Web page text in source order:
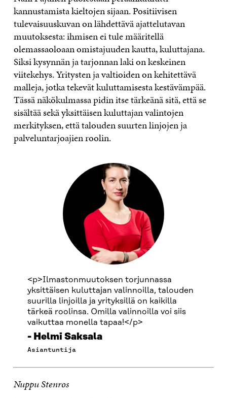
kannustamista kieltojen sijaan. Positiivisen
tulevaisuuskuvan on lähdettävä ajattelutavan
muutoksesta: ihmisen ei tule määritellä
olemassaoloaan omistajuuden kautta, kuluttajana.
Siksi kysynnän ja tarjonnan laki on keskeinen
viitekehys. Yritysten ja valtioiden on kehitettävä
malleja, jotka tekevät kuluttamisesta kestävämpää.
Tässä näkökulmassa pidin itse tärkeänä sitä, että se
sisältää sekä yksittäisen kuluttajan valintojen
merkityksen, että talouden suurten linjojen ja
palveluntarjoajien roolin.
<p>Ilmastonmuutoksen torjunnassa
yksittäisen kuluttajan valinnoilla, talouden
suurilla linjoilla ja yrityksillä on kaikilla
tärkeä roolinsa. Omilla valinnoilla voi siis
vaikuttaa monella tapaa!</p>
Helmi Saksala
Asiantuntija
Nuppu Stenros